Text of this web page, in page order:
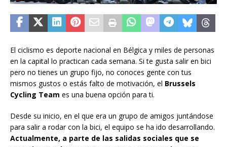
El ciclismo es deporte nacional en Bélgica y miles de personas
en la capital lo practican cada semana. Si te gusta salir en bici
pero no tienes un grupo fijo, no conoces gente con tus
mismos gustos o estás falto de motivación, el Brussels
Cycling Team es una buena opción para ti.
Desde su inicio, en el que era un grupo de amigos juntándose
para salir a rodar con la bici, el equipo se ha ido desarrollando.
Actualmente, a parte de las salidas sociales que se